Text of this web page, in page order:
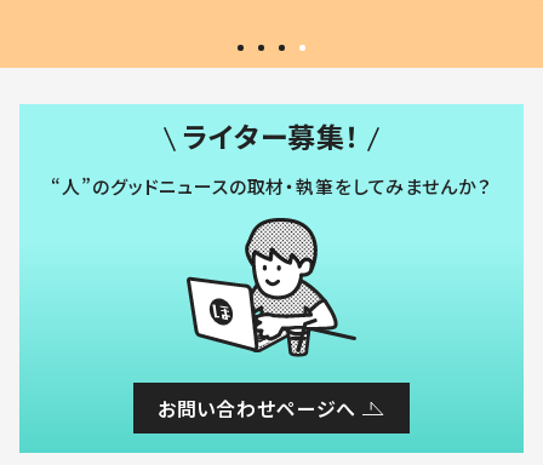
ライター募集！
“人”のグッドニュースの取材・執筆をしてみませんか？
お問い合わせページへ